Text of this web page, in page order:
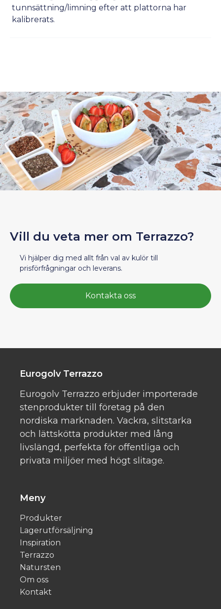
tunnsättning/limning efter att plattorna har
kalibrerats.
Vill du veta mer om Terrazzo?
Vi hjälper dig med allt från val av kulör till
prisförfrågningar och leverans.
Kontakta oss
Eurogolv Terrazzo
Eurogolv Terrazzo erbjuder importerade
stenprodukter till företag på den
nordiska marknaden. Vackra, slitstarka
och lättskötta produkter med lång
livslängd, perfekta för offentliga och
privata miljöer med högt slitage.
Meny
Produkter
Lagerutförsäljning
Inspiration
Terrazzo
Natursten
Om oss
Kontakt